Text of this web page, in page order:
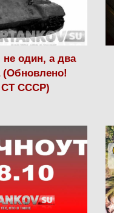
не один, а два
(Обновлено!
СТ СССР)